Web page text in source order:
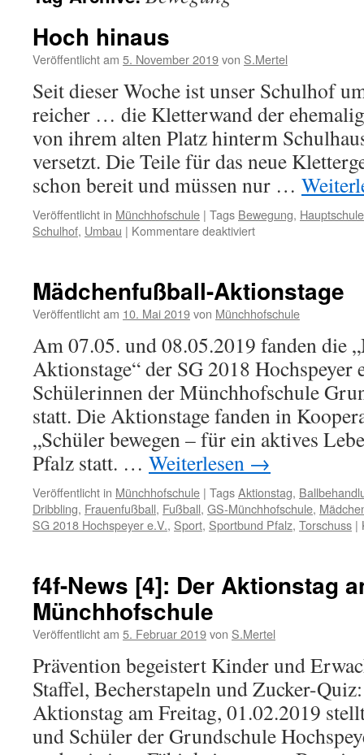
Hoch hinaus
Veröffentlicht am 5. November 2019von S.Mertel
Seit dieser Woche ist unser Schulhof
reicher … die Kletterwand der
von ihrem alten Platz hinterm
versetzt. Die Teile für das neue
schon bereit und müssen nur …
Veröffentlicht in Münchhofschule | Tags Bewegung, Hauptschule
Schulhof, Umbau | Kommentare deaktiviertfür
Mädchenfußball-Aktionstage
Veröffentlicht am 10. Mai 2019von Münchhofschule
Am 07.05. und 08.05.2019 fanden die
Aktionstage“ der SG 2018 Hochspeyer
Schülerinnen der Münchhofschule
statt. Die Aktionstage fanden in
„Schüler bewegen – für ein aktives
Pfalz statt. … Weiterlesen →
Veröffentlicht in Münchhofschule | TagsAktionstag,
Dribbling, Frauenfußball, Fußball, GS-Münchhofschule,
SG 2018 Hochspeyer e.V., Sport, Sportbund Pfalz, Torschuss |
f4f-News [4]: Der Aktionstag
Münchhofschule
Veröffentlicht am 5. Februar 2019von S.Mertel
Prävention begeistert Kinder und
Staffel, Becherstapeln und Zucker-
Aktionstag am Freitag, 01.02.2019
und Schüler der Grundschule